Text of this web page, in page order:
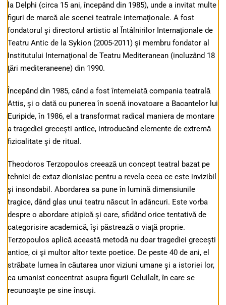
la Delphi (circa 15 ani, începând din 1985), unde a invitat multe
figuri de marcă ale scenei teatrale internaţionale. A fost
fondatorul şi directorul artistic al Întâlnirilor Internaţionale de
Teatru Antic de la Sykion (2005-2011) şi membru fondator al
Institutului Internaţional de Teatru Mediteranean (incluzând 18
ţări mediteraneene) din 1990.
Începând din 1985, când a fost întemeiată compania teatrală
Attis, şi o dată cu punerea în scenă inovatoare a Bacantelor lui
Euripide, în 1986, el a transformat radical maniera de montare
a tragediei greceşti antice, introducând elemente de extremă
fizicalitate şi de ritual.
Theodoros Terzopoulos creează un concept teatral bazat pe
tehnici de extaz dionisiac pentru a revela ceea ce este invizibil
şi insondabil. Abordarea sa pune în lumină dimensiunile
tragice, dând glas unui teatru născut în adâncuri. Este vorba
despre o abordare atipică şi care, sfidând orice tentativă de
categorisire academică, îşi păstrează o viaţă proprie.
Terzopoulos aplică această metodă nu doar tragediei greceşti
antice, ci şi multor altor texte poetice. De peste 40 de ani, el
străbate lumea în căutarea unor viziuni umane şi a istoriei lor,
ca umanist concentrat asupra figurii Celuilalt, în care se
recunoaşte pe sine însuşi.